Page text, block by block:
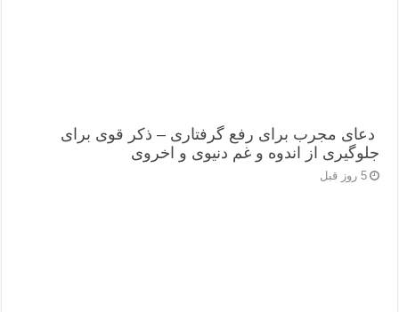
دعای مجرب برای رفع گرفتاری – ذکر قوی برای
جلوگیری از اندوه و غم دنیوی و اخروی
5 روز قبل